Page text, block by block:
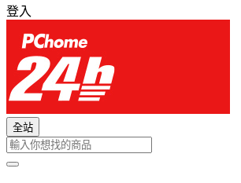
登入
全站